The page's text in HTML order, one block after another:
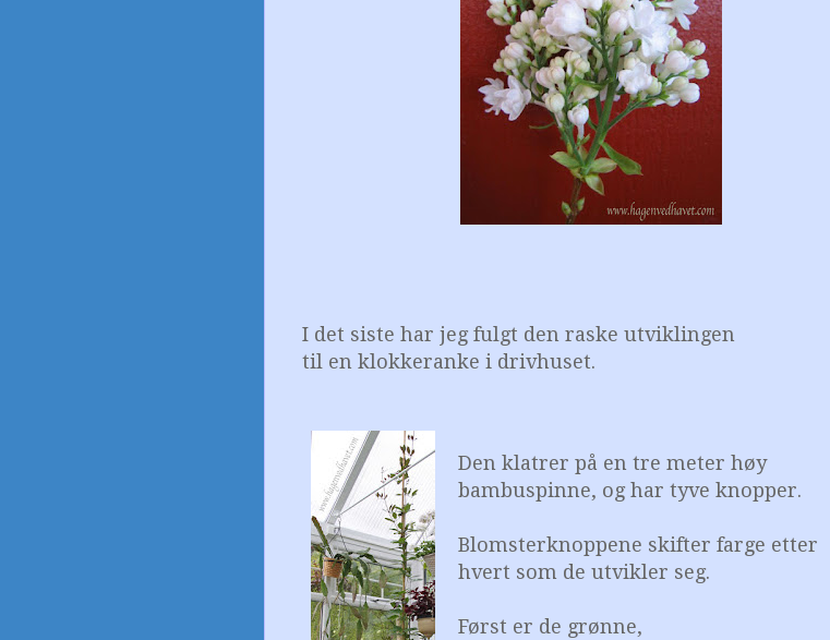
I det siste har jeg fulgt den raske utviklingen
til en klokkeranke i drivhuset.
Den klatrer på en tre meter høy
bambuspinne, og har tyve knopper.
Blomsterknoppene skifter farge etter
hvert som de utvikler seg.
Først er de grønne,